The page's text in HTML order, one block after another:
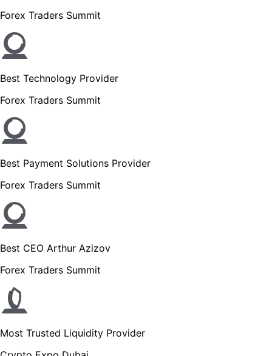
Forex Traders Summit
Best Technology Provider
Forex Traders Summit
Best Payment Solutions Provider
Forex Traders Summit
Best CEO Arthur Azizov
Forex Traders Summit
Most Trusted Liquidity Provider